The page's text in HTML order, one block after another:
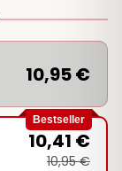
10,95 €
Bestseller
10,41 €
10,95 €